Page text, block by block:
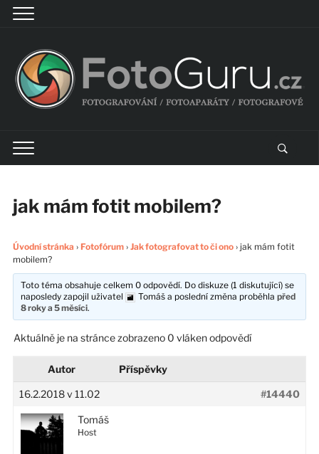
jak mám fotit mobilem?
Úvodní stránka › Fotofórum › Jak fotografovat to či ono › jak mám fotit
mobilem?
Toto téma obsahuje celkem 0 odpovědí. Do diskuze (1 diskutující) se
naposledy zapojil uživatel
Tomáš a poslední změna proběhlapřed
8 roky a 5 měsíci.
Aktuálně je na stránce zobrazeno 0 vláken odpovědí
Autor Příspěvky
16.2.2018 v 11.02 #14440
Tomáš
Host